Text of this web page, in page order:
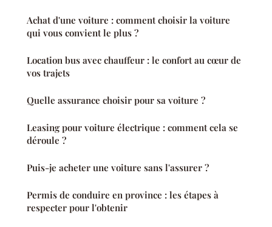
Achat d'une voiture : comment choisir la voiture
qui vous convient le plus ?
Location bus avec chauffeur : le confort au cœur de
vos trajets
Quelle assurance choisir pour sa voiture ?
Leasing pour voiture électrique : comment cela se
déroule ?
Puis-je acheter une voiture sans l'assurer ?
Permis de conduire en province : les étapes à
respecter pour l'obtenir